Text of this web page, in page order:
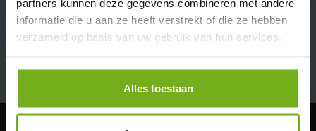
partners kunnen deze gegevens combineren met andere
informatie die u aan ze heeft verstrekt of die ze hebben
verzameld op basis van uw gebruik van hun services.
Alles toestaan
persoon
Beleef de authentieke smaak van biologisch rundvlees met ons
waarde hecht aan kwaliteit, duurzaamheid en dierenwelzijn. Geniet
smaakvolle biologische rundvleesselectie van JP Puurvlees.